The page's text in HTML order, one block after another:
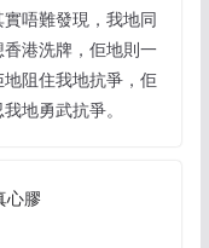
唔難發現，我地同
港洗牌，佢地則一
阻住我地抗爭，佢
地勇武抗爭。
心膠